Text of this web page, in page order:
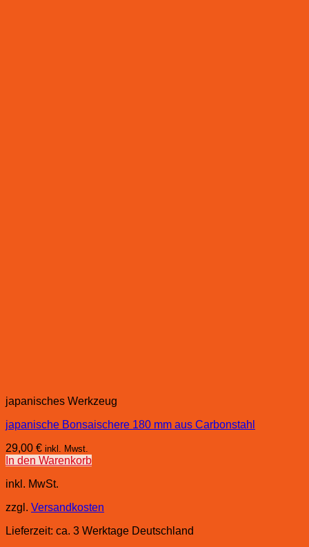
japanisches Werkzeug
japanische Bonsaischere 180 mm aus Carbonstahl
29,00 € inkl. Mwst.
In den Warenkorb
inkl. MwSt.
zzgl. Versandkosten
Lieferzeit: ca. 3 Werktage Deutschland